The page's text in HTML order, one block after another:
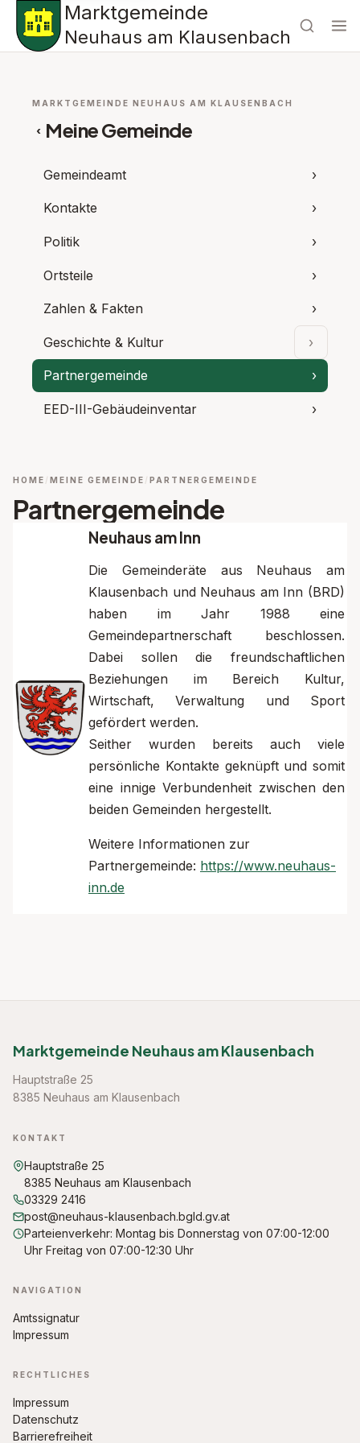
Marktgemeinde
Neuhaus am Klausenbach
MARKTGEMEINDE NEUHAUS AM KLAUSENBACH
‹ Meine Gemeinde
Gemeindeamt ›
Kontakte ›
Politik ›
Ortsteile ›
Zahlen & Fakten ›
Geschichte & Kultur ›
Partnergemeinde
›
EED-III-Gebäudeinventar ›
HOME MEINE GEMEINDE PARTNERGEMEINDE
Partnergemeinde
Neuhaus am Inn
Die Gemeinderäte aus Neuhaus am
Klausenbach und Neuhaus am Inn (BRD)
haben im Jahr 1988 eine
Gemeindepartnerschaft beschlossen.
Dabei sollen die freundschaftlichen
Beziehungen im Bereich Kultur,
Wirtschaft, Verwaltung und Sport
gefördert werden.
Seither wurden bereits auch viele
persönliche Kontakte geknüpft und somit
eine innige Verbundenheit zwischen den
beiden Gemeinden hergestellt.
Weitere Informationen zur
Partnergemeinde: https://www.neuhaus-
inn.de
Marktgemeinde Neuhaus am Klausenbach
Hauptstraße 25
8385 Neuhaus am Klausenbach
KONTAKT
Hauptstraße 25
8385 Neuhaus am Klausenbach
03329 2416
post@neuhaus-klausenbach.bgld.gv.at
Parteienverkehr: Montag bis Donnerstag von 07:00-12:00
Uhr Freitag von 07:00-12:30 Uhr
NAVIGATION
Amtssignatur
Impressum
RECHTLICHES
Impressum
Datenschutz
Barrierefreiheit